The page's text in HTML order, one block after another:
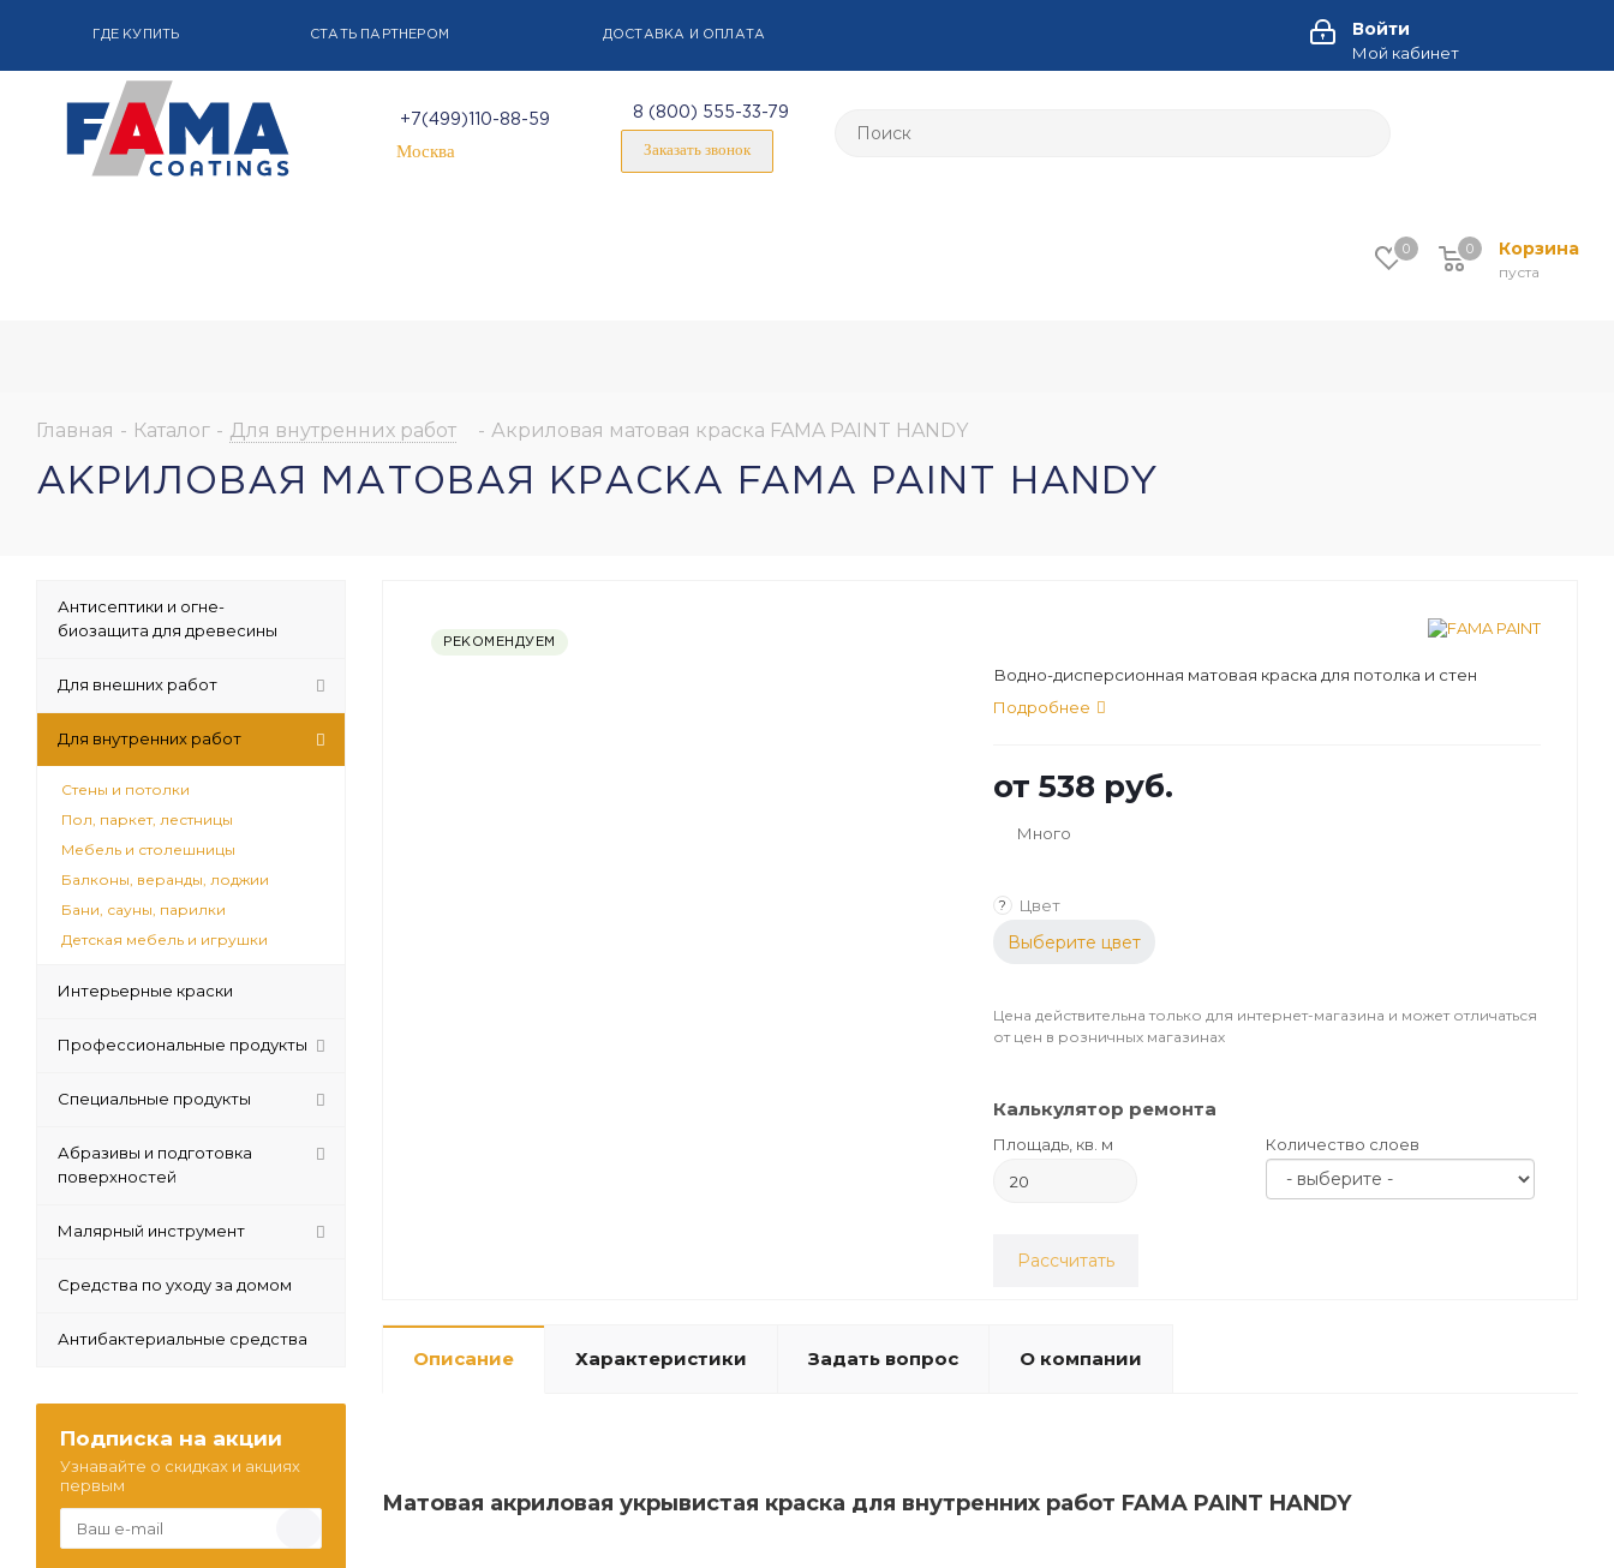
ГДЕ КУПИТЬ СТАТЬ ПАРТНЕРОМ ДОСТАВКА И ОПЛАТА Войти
Мой кабинет
+7(499)110-88-59
Москва
8 (800) 555-33-79
Заказать звонок
0 Корзина
пуста
0
Главная - Каталог - Для внутренних работ - Акриловая матовая краска FAMA PAINT HANDY
АКРИЛОВАЯ МАТОВАЯ КРАСКА FAMA PAINT HANDY
РЕКОМЕНДУЕМ
Водно-дисперсионная матовая краска для потолка и стен
Подробнее
от 538 руб.
Много
? Цвет
Выберите цвет
Цена действительна только для интернет-магазина и может отличаться
от цен в розничных магазинах
Калькулятор ремонта
Площадь, кв. м Количество слоев
Рассчитать
Описание Характеристики Задать вопрос О компании
Матовая акриловая укрывистая краска для внутренних работ FAMA PAINT HANDY
Антисептики и огне-
биозащита для древесины
Для внешних работ
Для внутренних работ
Стены и потолки
Пол, паркет, лестницы
Мебель и столешницы
Балконы, веранды, лоджии
Бани, сауны, парилки
Детская мебель и игрушки
Интерьерные краски
Профессиональные продукты
Специальные продукты
Абразивы и подготовка
поверхностей
Малярный инструмент
Средства по уходу за домом
Антибактериальные средства
Подписка на акции
Узнавайте о скидках и акциях
первым